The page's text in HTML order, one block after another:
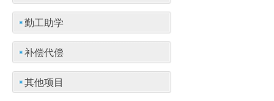
勤工助学
补偿代偿
其他项目